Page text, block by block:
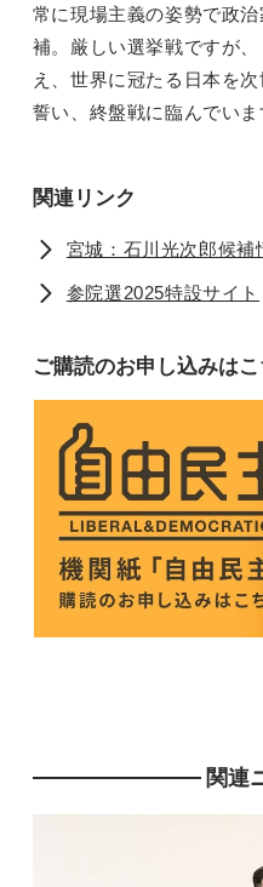
常に現場主義の姿勢で政
補。厳しい選挙戦ですが
え、世界に冠たる日本を
誓い、終盤戦に臨んでいま
関連リンク
宮城：石川光次郎候補
参院選2025特設サイト
ご購読のお申し込みはこ
関連